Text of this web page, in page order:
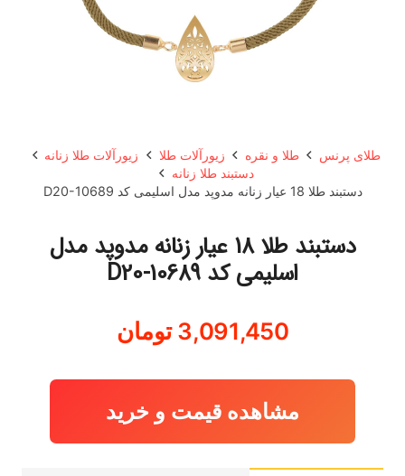
طلای پرنس طلا و نقره زیورآلات طلا
زیورآلات طلا زنانه
دستبند طلا زنانه
دستبند طلا 18 عیار زنانه مدوپد مدل اسلیمی کد D20-10689
دستبند طلا 18 عیار زنانه مدوپد مدل
اسلیمی کد D20-10689
3,091,450 تومان
مشاهده قیمت و خرید